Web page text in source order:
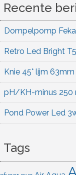
Recente
Dompelpomp
Retro Led Bright
Knie 45° lijm
pH/KH-minus 250
Pond Power Led
Tags